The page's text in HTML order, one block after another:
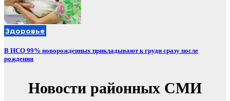
Здоровье
В НСО 99% новорожденных прикладывают к груди сразу после
рождения